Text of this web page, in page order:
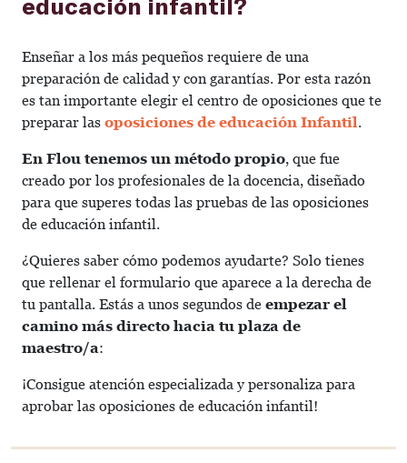
Enseñar a los más pequeños requiere de una
preparación de calidad y con garantías. Por esta razón
es tan importante elegir el centro de oposiciones que te
preparar las oposiciones de educación Infantil.
En Flou tenemos un método propio, que fue
creado por los profesionales de la docencia, diseñado
para que superes todas las pruebas de las oposiciones
de educación infantil.
¿Quieres saber cómo podemos ayudarte? Solo tienes
que rellenar el formulario que aparece a la derecha de
tu pantalla. Estás a unos segundos de empezar el
camino más directo hacia tu plaza de
maestro/a:
¡Consigue atención especializada y personaliza para
aprobar las oposiciones de educación infantil!